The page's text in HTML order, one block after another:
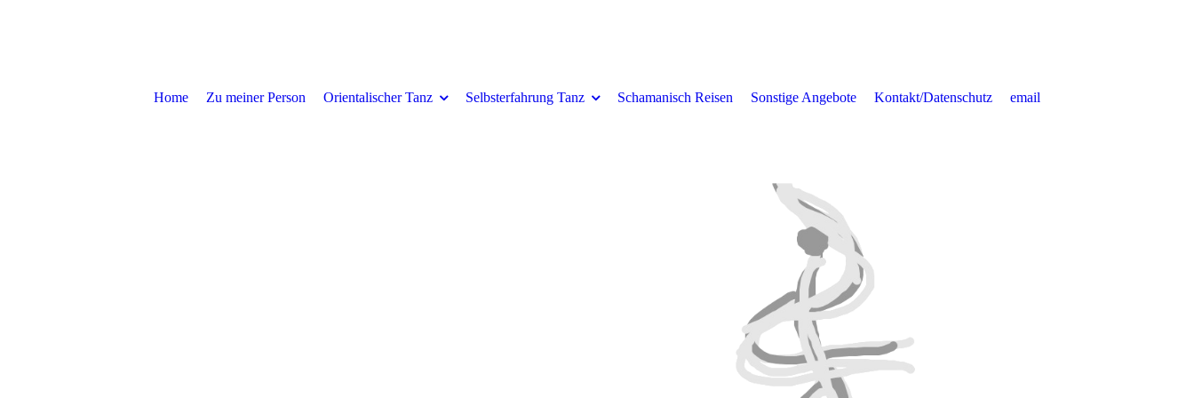
Home Zu meiner Person Orientalischer Tanz Selbsterfahrung Tanz Schamanisch Reisen Sonstige Angebote Kontakt/Datenschutz email